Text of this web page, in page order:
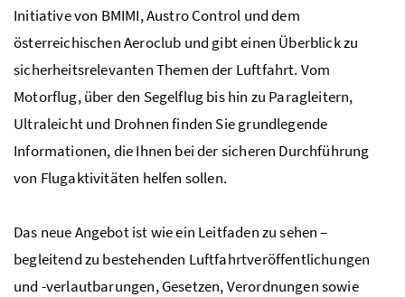
Initiative von BMIMI, Austro Control und dem
österreichischen Aeroclub und gibt einen Überblick zu
sicherheitsrelevanten Themen der Luftfahrt. Vom
Motorflug, über den Segelflug bis hin zu Paragleitern,
Ultraleicht und Drohnen finden Sie grundlegende
Informationen, die Ihnen bei der sicheren Durchführung
von Flugaktivitäten helfen sollen.
Das neue Angebot ist wie ein Leitfaden zu sehen –
begleitend zu bestehenden Luftfahrtveröffentlichungen
und -verlautbarungen, Gesetzen, Verordnungen sowie